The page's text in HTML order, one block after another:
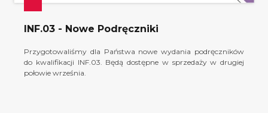
INF.03 - Nowe Podręczniki
Przygotowaliśmy dla Państwa nowe wydania podręczników
do kwalifikacji INF.03. Będą dostępne w sprzedaży w drugiej
połowie września.